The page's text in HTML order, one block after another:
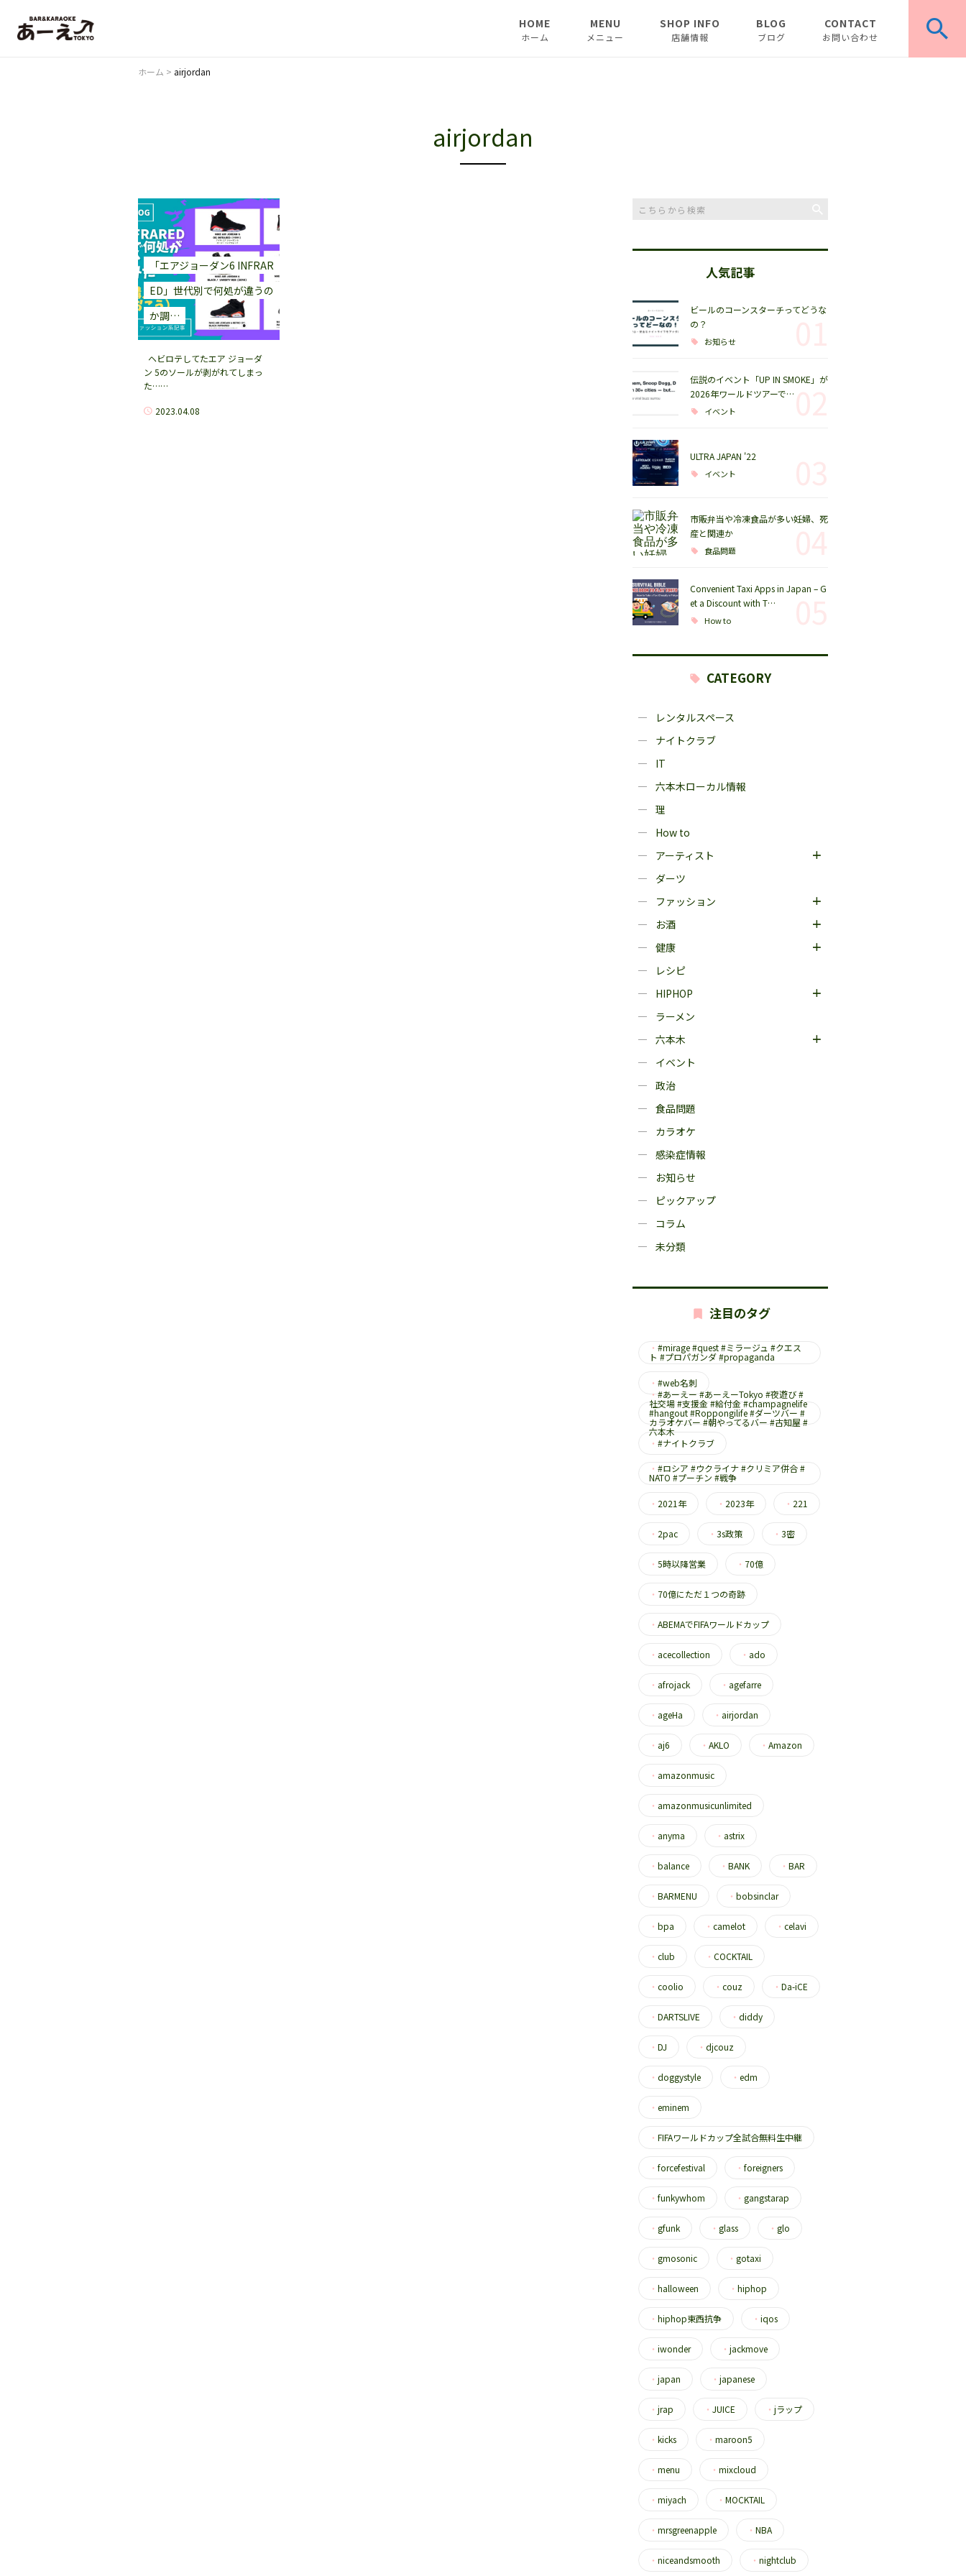
HOME
ホーム
MENU
メニュー
SHOP INFO
店舗情報
BLOG
ブログ
CONTACT
お問い合わせ
ホーム > airjordan
airjordan
「エアジョーダン6 INFRAR
ED」世代別で何処が違うの
か調…
ヘビロテしてたエア ジョーダ
ン 5のソールが剥がれてしまっ
た……
2023.04.08
人気記事
ビールのコーンスターチってどうな
の？
お知らせ
伝説のイベント「UP IN SMOKE」が
2026年ワールドツアーで…
イベント
ULTRA JAPAN '22
イベント
市販弁当や冷凍食品が多い妊婦、死
産と関連か
食品問題
Convenient Taxi Apps in Japan – G
et a Discount with T…
How to
CATEGORY
レンタルスペース
ナイトクラブ
IT
六本木ローカル情報
理
How to
アーティスト
ダーツ
ファッション
お酒
健康
レシピ
HIPHOP
ラーメン
六本木
イベント
政治
食品問題
カラオケ
感染症情報
お知らせ
ピックアップ
コラム
未分類
注目のタグ
・ #mirage #quest #ミラージュ #クエス
ト #プロパガンダ #propaganda
・ #web名刺
・ #あーえー #あーえーTokyo #夜遊び #
社交場 #支援金 #給付金 #champagnelife
#hangout #Roppongilife #ダーツバー #
カラオケバー #朝やってるバー #古知屋 #
六本木
・ #ナイトクラブ
・ #ロシア #ウクライナ #クリミア併合 #
NATO #プーチン #戦争
・ 2021年 ・ 2023年 ・ 221
・ 2pac ・ 3s政策 ・ 3密
・ 5時以降営業 ・ 70億
・ 70億にただ１つの奇跡
・ ABEMAでFIFAワールドカップ
・ acecollection ・ ado
・ afrojack ・ agefarre
・ ageHa ・ airjordan
・ aj6 ・ AKLO ・ Amazon
・ amazonmusic
・ amazonmusicunlimited
・ anyma ・ astrix
・ balance ・ BANK ・ BAR
・ BARMENU ・ bobsinclar
・ bpa ・ camelot ・ celavi
・ club ・ COCKTAIL
・ coolio ・ couz ・ Da-iCE
・ DARTSLIVE ・ diddy
・ DJ ・ djcouz
・ doggystyle ・ edm
・ eminem
・ FIFAワールドカップ全試合無料生中継
・ forcefestival ・ foreigners
・ funkywhom ・ gangstarap
・ gfunk ・ glass ・ glo
・ gmosonic ・ gotaxi
・ halloween ・ hiphop
・ hiphop東西抗争 ・ iqos
・ iwonder ・ jackmove
・ japan ・ japanese
・ jrap ・ JUICE ・ jラップ
・ kicks ・ maroon5
・ menu ・ mixcloud
・ miyach ・ MOCKTAIL
・ mrsgreenapple ・ NBA
・ niceandsmooth ・ nightclub